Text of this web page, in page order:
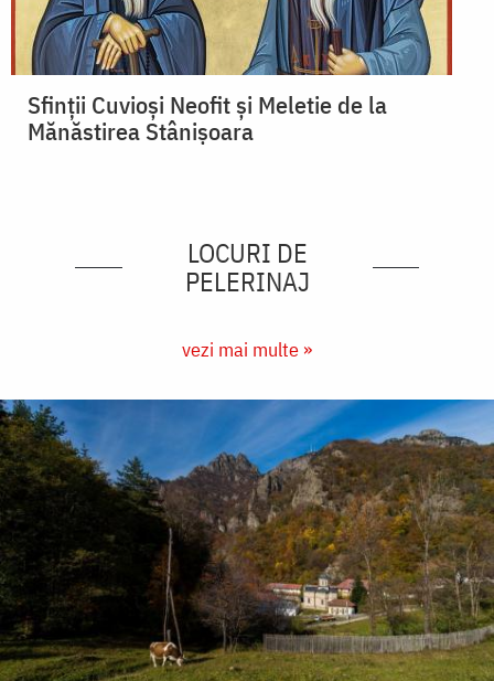
Sfinții Cuvioși Neofit și Meletie de la
Mănăstirea Stânișoara
LOCURI DE
PELERINAJ
vezi mai multe »